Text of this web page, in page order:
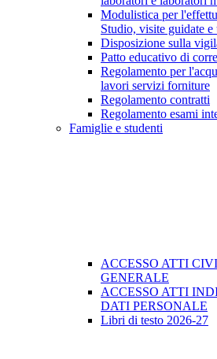
Modulistica per
Studio, visite guidate e
Disposizione sulla
Patto educativo di
Regolamento per
lavori servizi forniture
Regolamento contratti
Regolamento esami
Famiglie e studenti
ACCESSO ATTI
GENERALE
ACCESSO ATTI
DATI PERSONALE
Libri di testo 2026-27